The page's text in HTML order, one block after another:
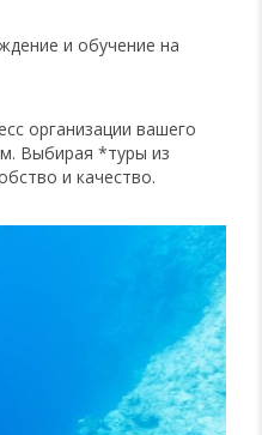
и обучение на
организации вашего
Выбирая *туры из
и качество.